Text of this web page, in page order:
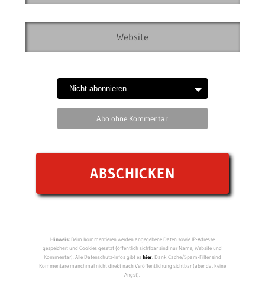
Abo ohne Kommentar
Hinweis:Beim Kommentieren werden angegebene Daten sowie IP-Adresse
gespeichert und Cookies gesetzt (öffentlich sichtbar sind nur Name, Website und
Kommentar). Alle Datenschutz-Infos gibt eshier. Dank Cache/Spam-Filter sind
Kommentare manchmal nicht direkt nach Veröffentlichung sichtbar (aber da, keine
Angst).